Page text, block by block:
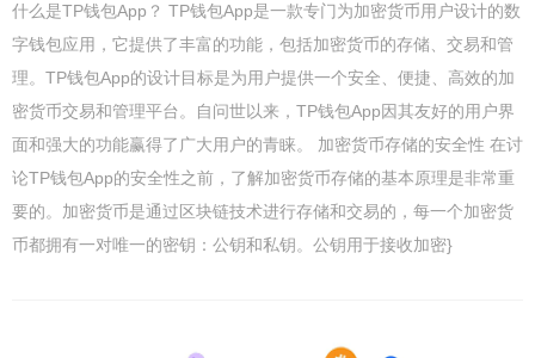
什么是TP钱包App？ TP钱包App是一款专门为加密货币用户设计的数
字钱包应用，它提供了丰富的功能，包括加密货币的存储、交易和管
理。TP钱包App的设计目标是为用户提供一个安全、便捷、高效的加
密货币交易和管理平台。自问世以来，TP钱包App因其友好的用户界
面和强大的功能赢得了广大用户的青睐。 加密货币存储的安全性 在讨
论TP钱包App的安全性之前，了解加密货币存储的基本原理是非常重
要的。加密货币是通过区块链技术进行存储和交易的，每一个加密货
币都拥有一对唯一的密钥：公钥和私钥。公钥用于接收加密}